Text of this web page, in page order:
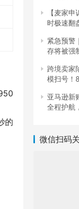
的
【麦家
时极速翻
紧急预警
存将被强
跨境卖家
模扫号！
亚马逊新
全程护航
微信扫码